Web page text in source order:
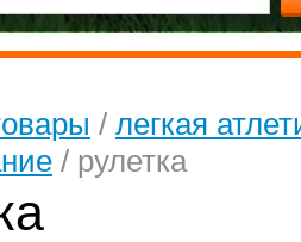
/ легкая
/ рулетка